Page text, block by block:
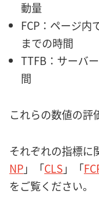
動量
FCP：ページ内
までの時間
TTFB：サーバ
間
これらの数値の評
それぞれの指標に
NP」「CLS 」「
をご覧ください。